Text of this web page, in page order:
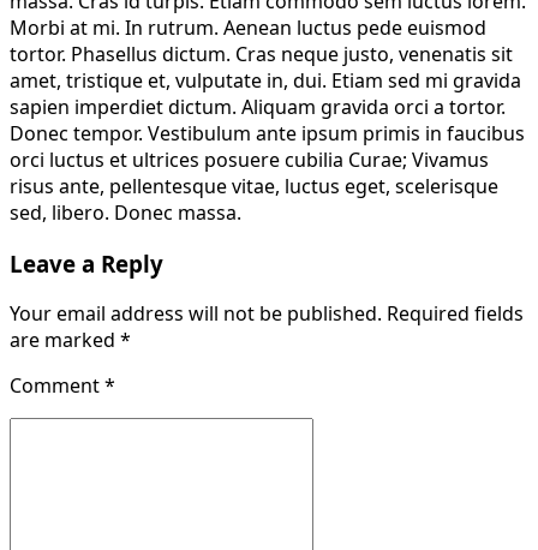
Morbi at mi. In rutrum. Aenean luctus pede euismod
tortor. Phasellus dictum. Cras neque justo, venenatis sit
amet, tristique et, vulputate in, dui. Etiam sed mi gravida
sapien imperdiet dictum. Aliquam gravida orci a tortor.
Donec tempor. Vestibulum ante ipsum primis in faucibus
orci luctus et ultrices posuere cubilia Curae; Vivamus
risus ante, pellentesque vitae, luctus eget, scelerisque
sed, libero. Donec massa.
Leave a Reply
Your email address will not be published. Required fields
are marked *
Comment*